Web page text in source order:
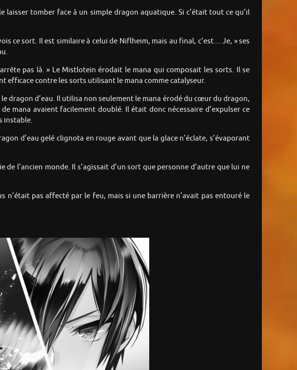
tomber face à un simple dragon aquatique. Si c’était tout ce qu’il
ce sort. Il est similaire à celui de Niflheim, mais au final, c’est… Je, » ses
pas là. » Le Mistlotein érodait le mana qui composait les sorts. Il se
efficace contre les sorts utilisant le mana comme catalyseur.
dragon d’eau. Il utilisa non seulement le mana érodé du cœur du dragon,
mana avaient facilement doublé. Il était donc nécessaire d’expulser ce
instable.
d’eau gelé clignota en rouge avant que la glace n’éclate, s’évaporant
l’ancien monde. Il s’agissait d’un sort que personne d’autre que lui ne
n’était pas affecté par le feu, mais si une barrière n’avait pas entouré le